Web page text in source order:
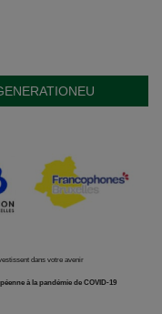
dans votre avenir
à la pandémie de COVID-19